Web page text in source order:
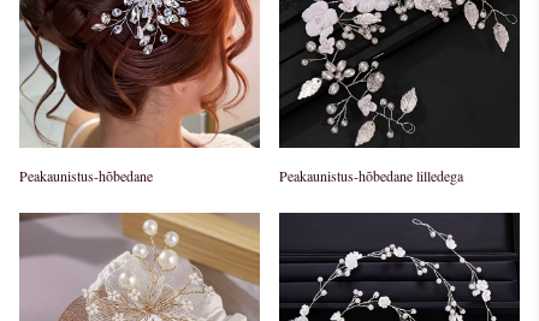
Peakaunistus-hõbedane Peakaunistus-hõbedane lilledega